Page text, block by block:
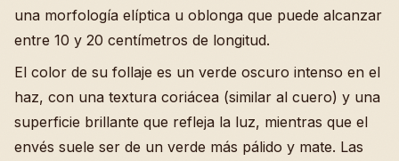
una morfología elíptica u oblonga que puede alcanzar
entre 10 y 20 centímetros de longitud.
El color de su follaje es un verde oscuro intenso en el
haz, con una textura coriácea (similar al cuero) y una
superficie brillante que refleja la luz, mientras que el
envés suele ser de un verde más pálido y mate. Las